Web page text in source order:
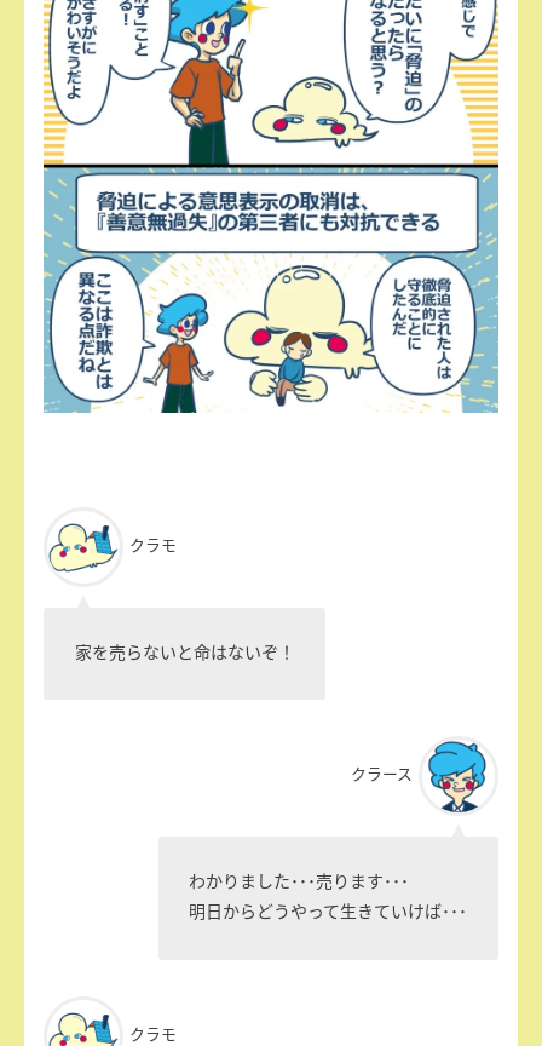
クラモ
家を売らないと命はないぞ！
クラース
わかりました･･･売ります･･･
明日からどうやって生きていけば･･･
クラモ